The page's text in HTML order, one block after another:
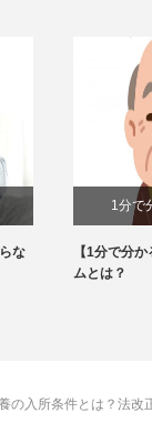
な
1分で
【1分で分
ムとは？
の入所条件とは？法改